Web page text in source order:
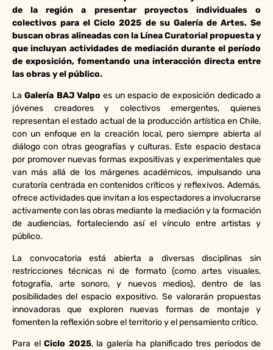
de la región a presentar proyectos individuales o
colectivos para el Ciclo 2025 de su Galería de Artes. Se
buscan obras alineadas con la Línea Curatorial propuesta y
que incluyan actividades de mediación durante el período
de exposición, fomentando una interacción directa entre
las obras y el público.
LaGalería BAJ Valpo es un espacio de exposición dedicado a
jóvenes creadores y colectivos emergentes, quienes
representan el estado actual de la producción artística en Chile,
con un enfoque en la creación local, pero siempre abierta al
diálogo con otras geografías y culturas. Este espacio destaca
por promover nuevas formas expositivas y experimentales que
van más allá de los márgenes académicos, impulsando una
curatoría centrada en contenidos críticos y reflexivos. Además,
ofrece actividades que invitan a los espectadores a involucrarse
activamente con las obras mediante la mediación y la formación
de audiencias, fortaleciendo así el vínculo entre artistas y
público.
La convocatoria está abierta a diversas disciplinas sin
restricciones técnicas ni de formato (como artes visuales,
fotografía, arte sonoro, y nuevos medios), dentro de las
posibilidades del espacio expositivo. Se valorarán propuestas
innovadoras que exploren nuevas formas de montaje y
fomenten la reflexión sobre el territorio y el pensamiento crítico.
Para el Ciclo 2025, la galería ha planificado tres períodos de